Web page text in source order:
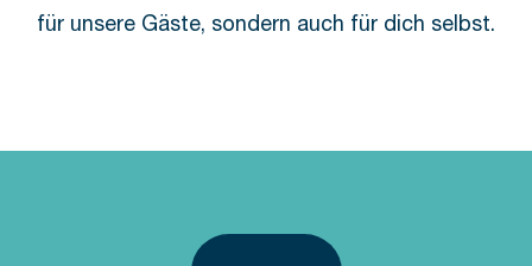
für unsere Gäste, sondern auch für dich selbst.